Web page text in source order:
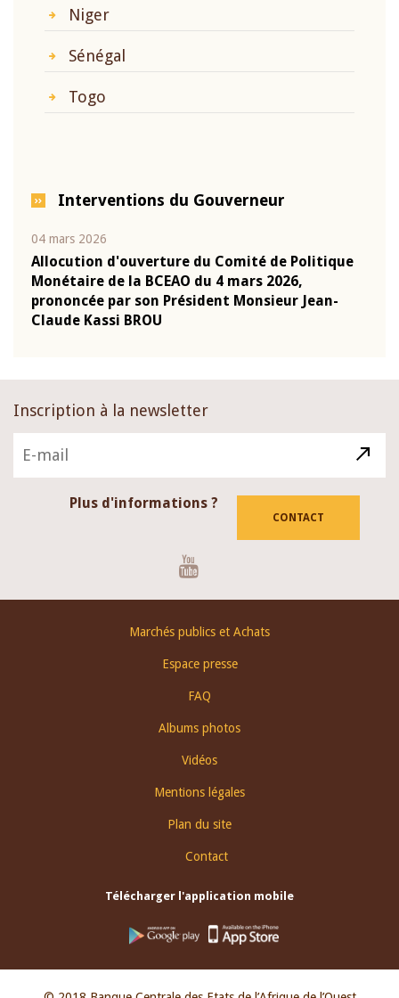
Niger
Sénégal
Togo
Interventions du Gouverneur
04 mars 2026
Allocution d'ouverture du Comité de Politique
Monétaire de la BCEAO du 4 mars 2026,
prononcée par son Président Monsieur Jean-
Claude Kassi BROU
Inscription à la newsletter
Plus d'informations ?
CONTACT
Marchés publics et Achats
Espace presse
FAQ
Albums photos
Vidéos
Mentions légales
Plan du site
Contact
Télécharger l'application mobile